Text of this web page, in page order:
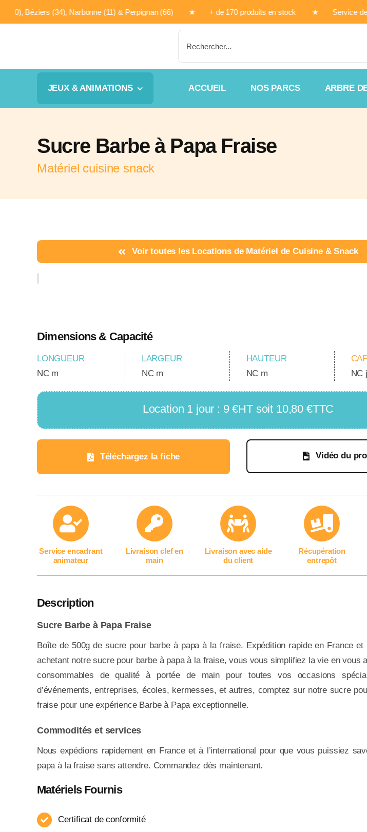
Passer
au
(30), Béziers (34), Narbonne (11) & Perpignan (66) ★ + de 170 produits en stock ★
JEUX & ANIMATIONS ACCUEIL NOS PARCS ARBRE
Sucre Barbe à Papa Fraise
Matériel cuisine snack
Voir toutes les Locations de Matériel de Cuisine & Snack
Dimensions & Capacité
LONGUEUR
NC m
LARGEUR
NC m
HAUTEUR
NC m
NC
Location 1 jour : 9 €HT soit 10,80 €TTC
Téléchargez la fiche Vidéo du
Service encadrant
animateur
Livraison clef en
main
Livraison avec aide
du client
Récupération
entrepôt
Description
Sucre Barbe à Papa Fraise
Boîte de 500g de sucre pour barbe à papa à la fraise. Expédition rapide en France et
achetant notre sucre pour barbe à papa à la fraise, vous vous simplifiez la vie en vous
consommables de qualité à portée de main pour toutes vos occasions
d’événements, entreprises, écoles, kermesses, et autres, comptez sur notre sucre
fraise pour une expérience Barbe à Papa exceptionnelle.
Commodités et services
Nous expédions rapidement en France et à l’international pour que vous puissiez
papa à la fraise sans attendre. Commandez dès maintenant.
Matériels Fournis
Certificat de conformité